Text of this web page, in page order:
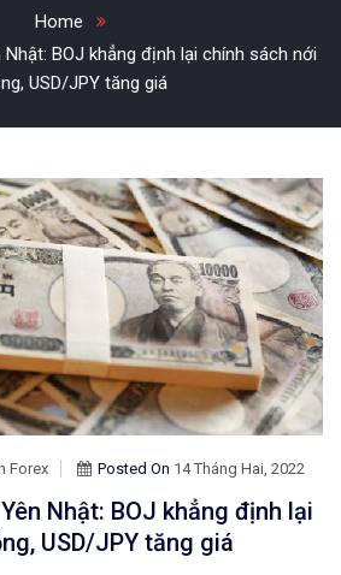
Home
BOJ khẳng định lại chính sách nới
USD/JPY tăng giá
Forex Posted On 14 Tháng Hai, 2022
Nhật: BOJ khẳng định lại
USD/JPY tăng giá